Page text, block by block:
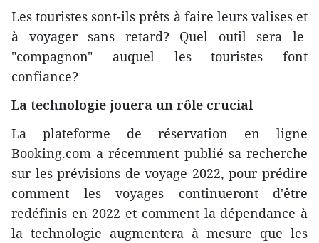
Les touristes sont-ils prêts à faire leurs valises et
à voyager sans retard? Quel outil sera le
"compagnon" auquel les touristes font
confiance?
La technologie jouera un rôle crucial
La plateforme de réservation en ligne
Booking.com a récemment publié sa recherche
sur les prévisions de voyage 2022, pour prédire
comment les voyages continueront d'être
redéfinis en 2022 et comment la dépendance à
la technologie augmentera à mesure que les